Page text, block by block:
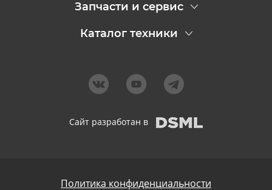
Запчасти и сервис
Каталог техники
Сайт разработан в
Политика конфиденциальности